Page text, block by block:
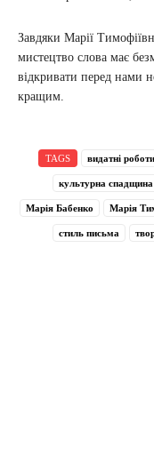
Завдяки Марії
мистецтво слова має
відкривати перед нами
кращим.
TAGS видатні роботи
культурна спадщина
Марія Бабенко Марія
стиль письма